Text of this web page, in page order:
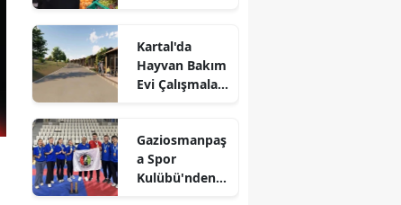
Kartal'da
Hayvan Bakım
Evi Çalışmaları
Gaziosmanpaş
a Spor
Kulübü'nden